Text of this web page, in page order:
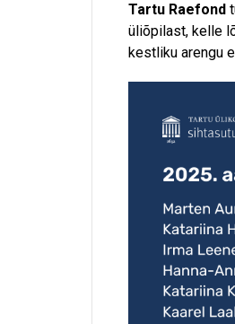
Tartu Raefond
üliõpilast, kelle
kestliku arengu